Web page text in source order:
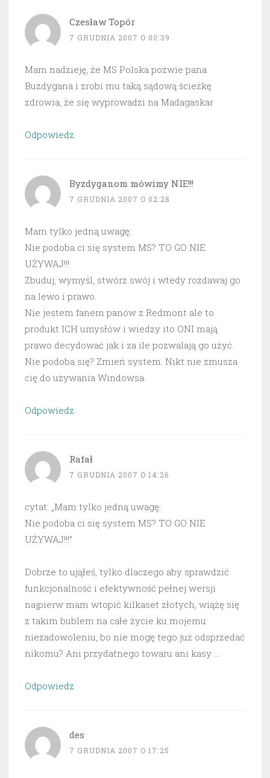
Czesław Topór
7 GRUDNIA 2007 O 00:39
Mam nadzieję, że MS Polska pozwie pana
Buzdygana i zrobi mu taką sądową ścieżkę
zdrowia, że się wyprowadzi na Madagaskar
Odpowiedz
Byzdyganom mówimy NIE!!!
7 GRUDNIA 2007 O 02:28
Mam tylko jedną uwagę:
Nie podoba ci się system MS? TO GO NIE
UŻYWAJ!!!
Zbuduj, wymyśl, stwórz swój i wtedy rozdawaj go
na lewo i prawo.
Nie jestem fanem panów z Redmont ale to
produkt ICH umysłów i wiedzy ito ONI mają
prawo decydować jak i za ile pozwalają go użyć.
Nie podoba się? Zmień system. Nikt nie zmusza
cię do używania Windowsa.
Odpowiedz
Rafał
7 GRUDNIA 2007 O 14:26
cytat: „Mam tylko jedną uwagę:
Nie podoba ci się system MS? TO GO NIE
UŻYWAJ!!!”
Dobrze to ująłeś, tylko dlaczego aby sprawdzić
funkcjonalność i efektywność pełnej wersji
najpierw mam wtopić kilkaset złotych, wiążę się
z takim bublem na całe życie ku mojemu
niezadowoleniu, bo nie mogę tego już odsprzedać
nikomu? Ani przydatnego towaru ani kasy …
Odpowiedz
des
7 GRUDNIA 2007 O 17:25